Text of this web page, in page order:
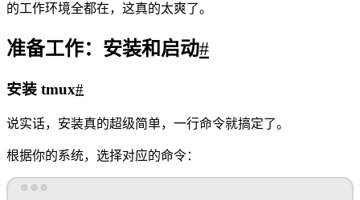
的工作环境全都在，这真的太爽了。
准备工作：安装和启动#
安装 tmux#
说实话，安装真的超级简单，一行命令就搞定了。
根据你的系统，选择对应的命令：